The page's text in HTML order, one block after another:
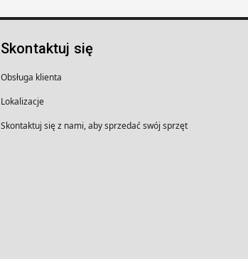
Skontaktuj się
Obsługa klienta
Lokalizacje
Skontaktuj się z nami, aby sprzedać swój sprzęt